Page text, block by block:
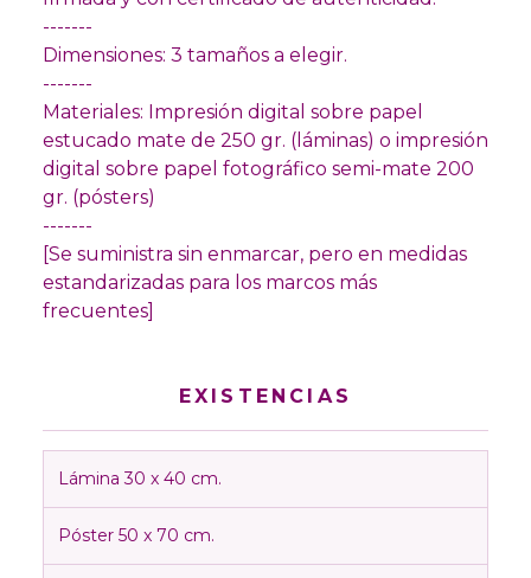
-------
Dimensiones: 3 tamaños a elegir.
-------
Materiales: Impresión digital sobre papel
estucado mate de 250 gr. (láminas) o impresión
digital sobre papel fotográfico semi-mate 200
gr. (pósters)
-------
[Se suministra sin enmarcar, pero en medidas
estandarizadas para los marcos más
frecuentes]
EXISTENCIAS
Lámina 30 x 40 cm.
Póster 50 x 70 cm.